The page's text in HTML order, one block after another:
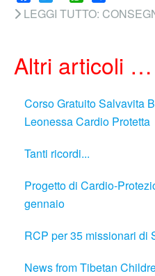
Facebook
Twitter WhatsApp
Share
LEGGI TUTTO: CONSEGNATO UN DEFIBRILLATORE CON NUOVA
Altri articoli …
Corso Gratuito Salvavita
Leonessa Cardio Protetta
Tanti ricordi...
Progetto di Cardio-
gennaio
RCP per 35 missionari di
News from Tibetan